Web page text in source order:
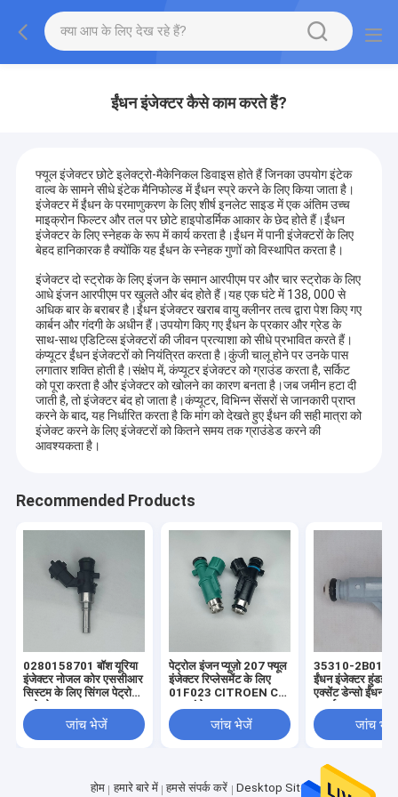
ईंधन इंजेक्टर कैसे काम करते हैं?
फ्यूल इंजेक्टर छोटे इलेक्ट्रो-मैकेनिकल डिवाइस होते हैं जिनका उपयोग इंटेक
वाल्व के सामने सीधे इंटेक मैनिफोल्ड में ईंधन स्प्रे करने के लिए किया जाता है।
इंजेक्टर में ईंधन के परमाणुकरण के लिए शीर्ष इनलेट साइड में एक अंतिम उच्च
माइक्रोन फिल्टर और तल पर छोटे हाइपोडर्मिक आकार के छेद होते हैं।ईंधन
इंजेक्टर के लिए स्नेहक के रूप में कार्य करता है।ईंधन में पानी इंजेक्टरों के लिए
बेहद हानिकारक है क्योंकि यह ईंधन के स्नेहक गुणों को विस्थापित करता है।
इंजेक्टर दो स्ट्रोक के लिए इंजन के समान आरपीएम पर और चार स्ट्रोक के लिए
आधे इंजन आरपीएम पर खुलते और बंद होते हैं।यह एक घंटे में 138, 000 से
अधिक बार के बराबर है।ईंधन इंजेक्टर खराब वायु क्लीनर तत्व द्वारा पेश किए गए
कार्बन और गंदगी के अधीन हैं।उपयोग किए गए ईंधन के प्रकार और ग्रेड के
साथ-साथ एडिटिव्स इंजेक्टरों की जीवन प्रत्याशा को सीधे प्रभावित करते हैं।
कंप्यूटर ईंधन इंजेक्टरों को नियंत्रित करता है।कुंजी चालू होने पर उनके पास
लगातार शक्ति होती है।संक्षेप में, कंप्यूटर इंजेक्टर को ग्राउंड करता है, सर्किट
को पूरा करता है और इंजेक्टर को खोलने का कारण बनता है।जब जमीन हटा दी
जाती है, तो इंजेक्टर बंद हो जाता है।कंप्यूटर, विभिन्न सेंसरों से जानकारी प्राप्त
करने के बाद, यह निर्धारित करता है कि मांग को देखते हुए ईंधन की सही मात्रा को
इंजेक्ट करने के लिए इंजेक्टरों को कितने समय तक ग्राउंडेड करने की
आवश्यकता है।
Recommended Products
0280158701 बॉश यूरिया
इंजेक्टर नोजल कोर एससीआर
सिस्टम के लिए सिंगल पेट्रोल
स्प्रे नोजल
जांच भेजें
पेट्रोल इंजन प्यूज़ो 207 फ्यूल
इंजेक्टर रिप्लेसमेंट के लिए
01F023 CITROEN C3
फ्यूल इंजेक्टर
जांच भेजें
35310-2B010
ईंधन इंजेक्टर हुंडई
एक्सेंट डेन्सो ईंधन
पार्ट्स
जांच भेजें
होम हमारे बारे में हमसे संपर्क करें Desktop Site